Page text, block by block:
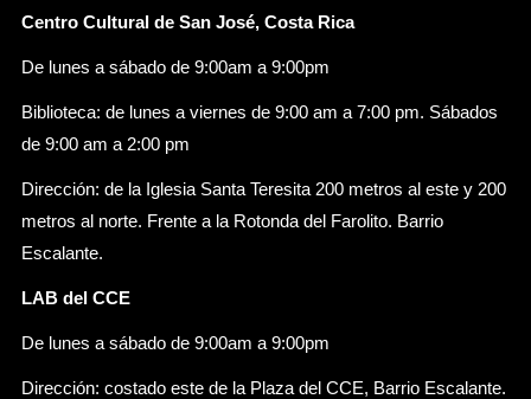
Centro Cultural de San José, Costa Rica
De lunes a sábado de 9:00am a 9:00pm
Biblioteca: de lunes a viernes de 9:00 am a 7:00 pm. Sábados
de 9:00 am a 2:00 pm
Dirección: de la Iglesia Santa Teresita 200 metros al este y 200
metros al norte. Frente a la Rotonda del Farolito. Barrio
Escalante.
LAB del CCE
De lunes a sábado de 9:00am a 9:00pm
Dirección: costado este de la Plaza del CCE, Barrio Escalante.